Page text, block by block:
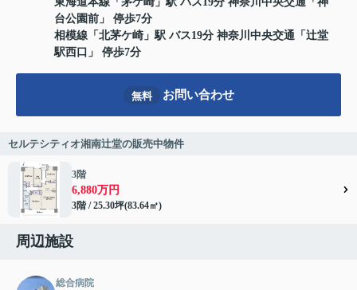
台公園前」 停歩7分
相模線 「 北茅ケ崎 」駅 バス19分 神奈川中央交通「辻堂
駅西口」 停歩7分
無料 お問い合わせ
セルテシティオ湘南辻堂の販売中物件
3階
6,880万円
3階 / 25.30坪(83.64㎡)
周辺施設
総合病院